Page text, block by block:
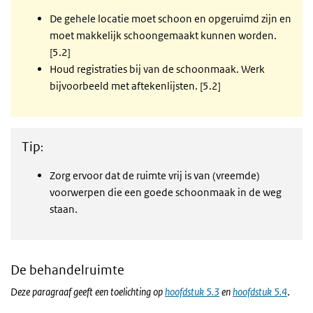
De gehele locatie moet schoon en opgeruimd zijn en
moet makkelijk schoongemaakt kunnen worden.
[5.2]
Houd registraties bij van de schoonmaak. Werk
bijvoorbeeld met aftekenlijsten. [5.2]
Tip:
Zorg ervoor dat de ruimte vrij is van (vreemde)
voorwerpen die een goede schoonmaak in de weg
staan.
De behandelruimte
Deze paragraaf geeft een toelichting ophoofdstuk 5.3enhoofdstuk 5.4.